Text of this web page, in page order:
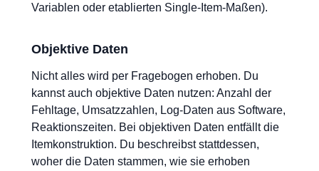
Variablen oder etablierten Single-Item-Maßen).
Objektive Daten
Nicht alles wird per Fragebogen erhoben. Du
kannst auch objektive Daten nutzen: Anzahl der
Fehltage, Umsatzzahlen, Log-Daten aus Software,
Reaktionszeiten. Bei objektiven Daten entfällt die
Itemkonstruktion. Du beschreibst stattdessen,
woher die Daten stammen, wie sie erhoben